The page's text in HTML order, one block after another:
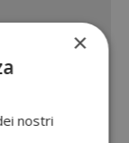
×
nostri